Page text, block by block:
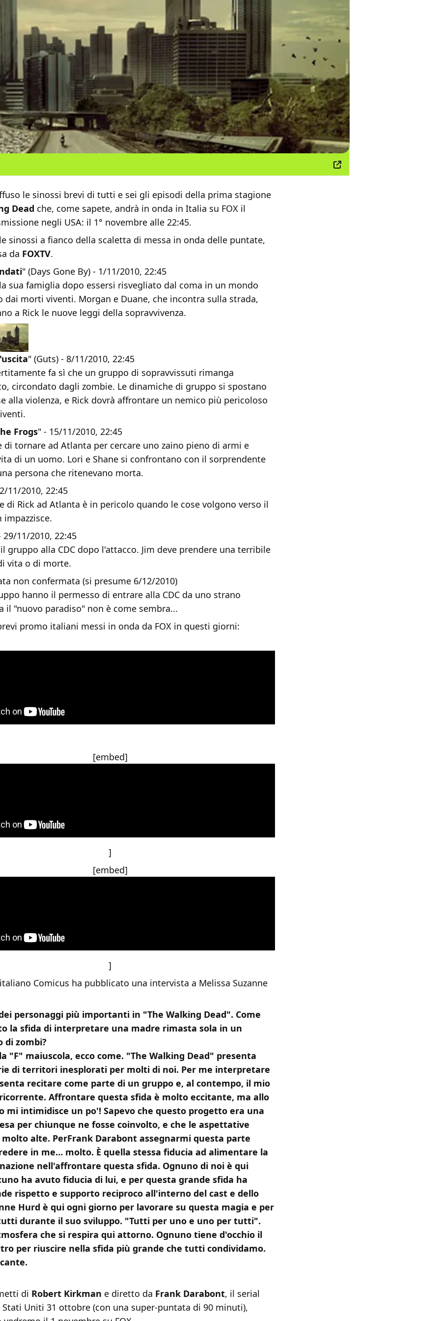
le sinossi brevi di tutti e sei gli episodi della prima stagione
Dead che, come sapete, andrà in onda in Italia su FOX il
negli USA: il 1° novembre alle 22:45.
sinossi a fianco della scaletta di messa in onda delle puntate,
da FOXTV.
" (Days Gone By) - 1/11/2010, 22:45
sua famiglia dopo essersi risvegliato dal coma in un mondo
dai morti viventi. Morgan e Duane, che incontra sulla strada,
a Rick le nuove leggi della sopravvivenza.
" (Guts) - 8/11/2010, 22:45
fa sì che un gruppo di sopravvissuti rimanga
circondato dagli zombie. Le dinamiche di gruppo si spostano
alla violenza, e Rick dovrà affrontare un nemico più pericoloso
Frogs" - 15/11/2010, 22:45
di tornare ad Atlanta per cercare uno zaino pieno di armi e
di un uomo. Lori e Shane si confrontano con il sorprendente
persona che ritenevano morta.
11/2010, 22:45
di Rick ad Atlanta è in pericolo quando le cose volgono verso il
impazzisce.
29/11/2010, 22:45
gruppo alla CDC dopo l'attacco. Jim deve prendere una terribile
vita o di morte.
non confermata (si presume 6/12/2010)
hanno il permesso di entrare alla CDC da uno strano
il "nuovo paradiso" non è come sembra...
promo italiani messi in onda da FOX in questi giorni:
[embed]
]
[embed]
]
Comicus ha pubblicato una intervista a Melissa Suzanne
personaggi più importanti in "The Walking Dead". Come
la sfida di interpretare una madre rimasta sola in un
di zombi?
"F" maiuscola, ecco come. "The Walking Dead" presenta
di territori inesplorati per molti di noi. Per me interpretare
recitare come parte di un gruppo e, al contempo, il mio
Affrontare questa sfida è molto eccitante, ma allo
mi intimidisce un po'! Sapevo che questo progetto era una
per chiunque ne fosse coinvolto, e che le aspettative
alte. PerFrank Darabont assegnarmi questa parte
in me… molto. È quella stessa fiducia ad alimentare la
nell'affrontare questa sfida. Ognuno di noi è qui
ha avuto fiducia di lui, e per questa grande sfida ha
rispetto e supporto reciproco all'interno del cast e dello
Hurd è qui ogni giorno per lavorare su questa magia e per
durante il suo sviluppo. "Tutti per uno e uno per tutti".
che si respira qui attorno. Ognuno tiene d'occhio il
per riuscire nella sfida più grande che tutti condividamo.
di Robert Kirkman e diretto da Frank Darabont, il serial
Uniti 31 ottobre (con una super-puntata di 90 minuti),